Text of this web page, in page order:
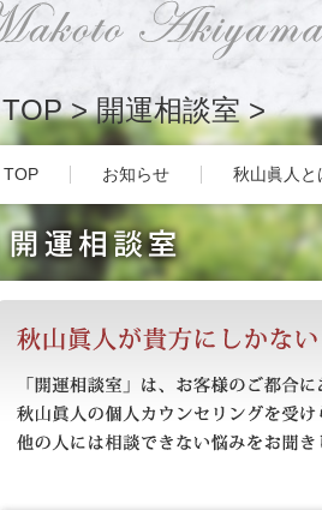
TOP>開運相談室>
TOP お知らせ 秋山眞人と